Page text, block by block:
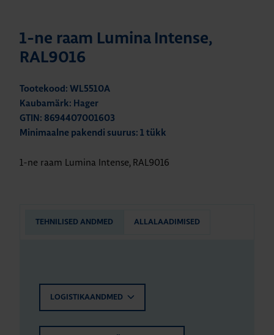
1-ne raam Lumina Intense,
RAL9016
Tootekood: WL5510A
Kaubamärk: Hager
GTIN: 8694407001603
Minimaalne pakendi suurus: 1 tükk
1-ne raam Lumina Intense, RAL9016
TEHNILISED ANDMED ALLALAADIMISED
LOGISTIKAANDMED